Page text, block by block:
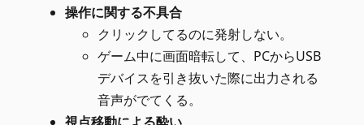
操作に関する不具合
クリックしてるのに発射しない。
ゲーム中に画面暗転して、PCからUSB
デバイスを引き抜いた際に出力される
音声がでてくる。